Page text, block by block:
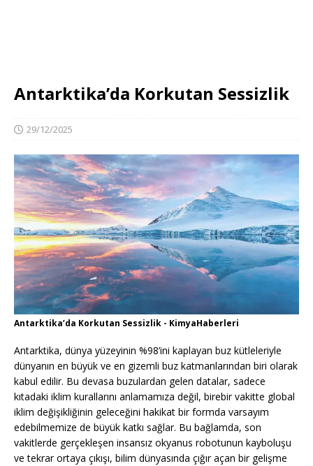
Antarktika’da Korkutan Sessizlik
29/12/2025
Antarktika’da Korkutan Sessizlik - KimyaHaberleri
Antarktika, dünya yüzeyinin %98’ini kaplayan buz kütleleriyle
dünyanın en büyük ve en gizemli buz katmanlarından biri olarak
kabul edilir. Bu devasa buzulardan gelen datalar, sadece
kıtadaki iklim kurallarını anlamamıza değil, birebir vakitte global
iklim değişikliğinin geleceğini hakikat bir formda varsayım
edebilmemize de büyük katkı sağlar. Bu bağlamda, son
vakitlerde gerçekleşen insansız okyanus robotunun kayboluşu
ve tekrar ortaya çıkışı, bilim dünyasında çığır açan bir gelişme